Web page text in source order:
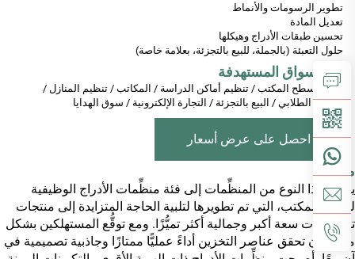
تطوير الرسومات والأنماط
تعديل المادة
تحسين طبقات الأدراج وهيكلها
حلول التعبئة (بالجملة، للبيع بالتجزئة، بعلامة خاصة)
٦. الأسواق المستهدفة
تنظيم سطح المكتب / تنظيم أماكن الدراسة / المكاتب / تنظيم المنازل /
السوق الطلابي / البيع بالتجزئة / التجارة الإلكترونية / سوق الهدايا
احصل على عرض أسعار
مقدمة
ينتمي هذا النوع من المنظِّمات إلى فئة منظِّمات الأدراج الوظيفية
لسطح المكتب، التي تم تطويرها لتلبية الحاجة المتزايدة إلى منتجات
تنظيم ذات سعة أكبر وجمالية أكثر تميُّزًا. ومع توقُّع المستهلكين بشكل
متزايد أن تحقق عناصر التخزين أداءً عمليًّا ممتازًا وجاذبية تصميمية في